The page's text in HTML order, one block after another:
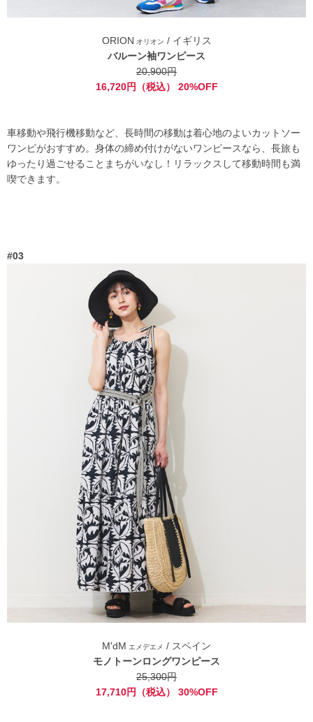
ORION オリオン / イギリス
バルーン袖ワンピース
20,900円
16,720円（税込） 20%OFF
車移動や飛行機移動など、長時間の移動は着心地のよいカットソー
ワンピがおすすめ。身体の締め付けがないワンピースなら、長旅も
ゆったり過ごせることまちがいなし！リラックスして移動時間も満
喫できます。
#03
M'dM エメデエメ / スペイン
モノトーンロングワンピース
25,300円
17,710円（税込） 30%OFF